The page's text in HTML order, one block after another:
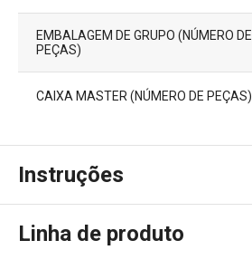
EMBALAGEM DE GRUPO (NÚMERO DE
PEÇAS)
CAIXA MASTER (NÚMERO DE PEÇAS)
Instruções
Instruções de utilização
Linha de produto